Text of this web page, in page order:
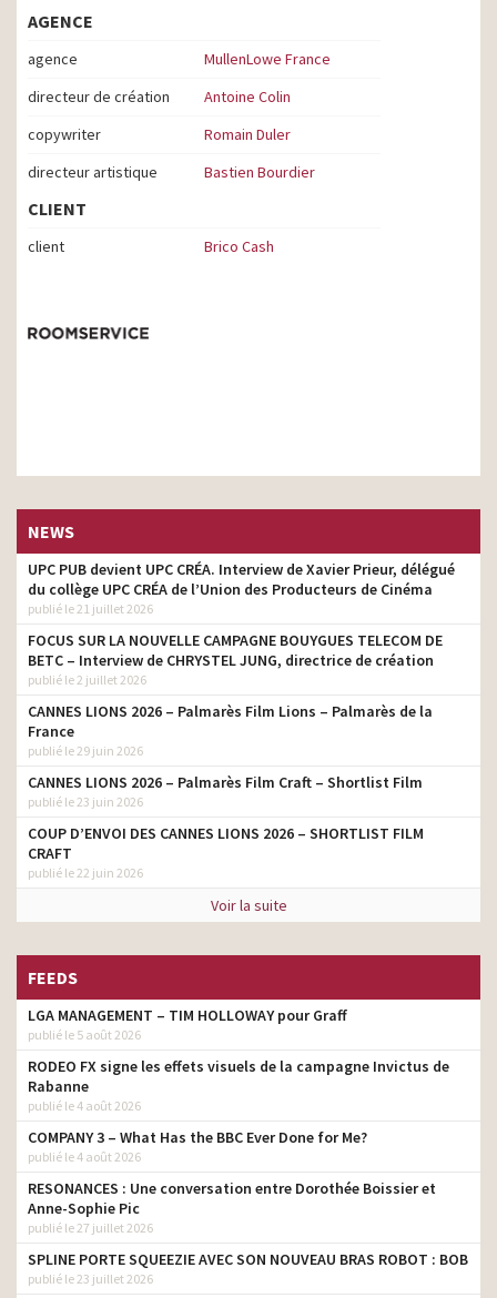
AGENCE
agence
MullenLowe France
directeur de création
Antoine Colin
copywriter
Romain Duler
directeur artistique
Bastien Bourdier
CLIENT
client Brico Cash
NEWS
UPC PUB devient UPC CRÉA. Interview de Xavier Prieur, délégué
du collège UPC CRÉA de l’Union des Producteurs de Cinéma
publié le 21 juillet 2026
FOCUS SUR LA NOUVELLE CAMPAGNE BOUYGUES TELECOM DE
BETC – Interview de CHRYSTEL JUNG, directrice de création
publié le 2 juillet 2026
CANNES LIONS 2026 – Palmarès Film Lions – Palmarès de la
France
publié le 29 juin 2026
CANNES LIONS 2026 – Palmarès Film Craft – Shortlist Film
publié le 23 juin 2026
COUP D’ENVOI DES CANNES LIONS 2026 – SHORTLIST FILM
CRAFT
publié le 22 juin 2026
Voir la suite
FEEDS
LGA MANAGEMENT – TIM HOLLOWAY pour Graff
publié le 5 août 2026
RODEO FX signe les effets visuels de la campagne Invictus de
Rabanne
publié le 4 août 2026
COMPANY 3 – What Has the BBC Ever Done for Me?
publié le 4 août 2026
RESONANCES : Une conversation entre Dorothée Boissier et
Anne-Sophie Pic
publié le 27 juillet 2026
SPLINE PORTE SQUEEZIE AVEC SON NOUVEAU BRAS ROBOT : BOB
publié le 23 juillet 2026